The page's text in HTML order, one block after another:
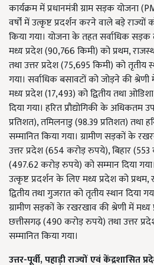
कार्यक्रम में प्रधानमंत्री ग्राम सड़क योजना
वर्षों में उत्कृष्ट प्रदर्शन करने वाले बड़े राज्यों
किया गया। योजना के तहत सर्वाधिक सड़क
मध्य प्रदेश (90,766 किमी) को प्रथम,
तथा उत्तर प्रदेश (75,695 किमी) को तृतीय
गया। सर्वाधिक बसावटों को जोड़ने की श्रेणी
मध्य प्रदेश (17,493) को द्वितीय तथा
दिया गया। हरित प्रौद्योगिकी के अधिकतम
प्रतिशत), तमिलनाडु (98.39 प्रतिशत) तथा
सम्मानित किया गया। ग्रामीण सड़कों के
उत्तर प्रदेश (654 करोड़ रुपये), बिहार
(497.62 करोड़ रुपये) को सम्मान दिया
उत्कृष्ट प्रदर्शन के लिए मध्य प्रदेश को
द्वितीय तथा गुजरात को तृतीय स्थान दिया
ग्रामीण सड़कों के रखरखाव की श्रेणी में
छत्तीसगढ़ (490 करोड़ रुपये) तथा उत्तर
सम्मानित किया गया।
उत्तर-पूर्वी, पहाड़ी राज्यों एवं केंद्रशासित